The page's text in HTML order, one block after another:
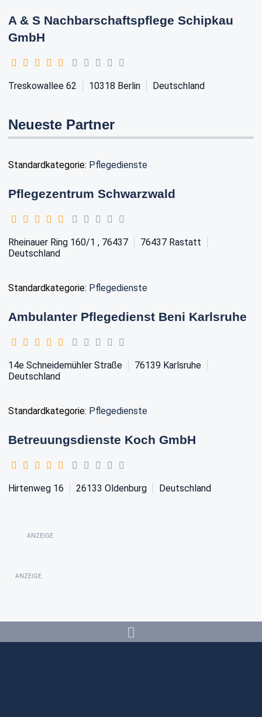
A & S Nachbarschaftspflege Schipkau
GmbH
Treskowallee 62 10318 Berlin Deutschland
Neueste Partner
Standardkategorie: Pflegedienste
Pflegezentrum Schwarzwald
Rheinauer Ring 160/1 , 76437 76437 Rastatt
Deutschland
Standardkategorie: Pflegedienste
Ambulanter Pflegedienst Beni Karlsruhe
14e Schneidemühler Straße 76139 Karlsruhe
Deutschland
Standardkategorie: Pflegedienste
Betreuungsdienste Koch GmbH
Hirtenweg 16 26133 Oldenburg Deutschland
ANZEIGE
ANZEIGE